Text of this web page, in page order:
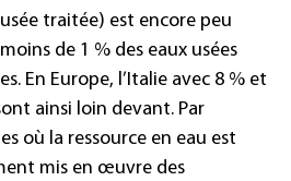
traitée) est encore peu
de 1 % des eaux usées
En Europe, l’Italie avec 8 % et
ainsi loin devant. Par
où la ressource en eau est
mis en œuvre des